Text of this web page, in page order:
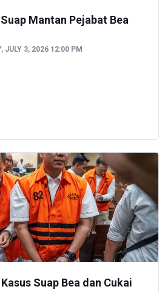
Mantan Pejabat Bea
JULY 3, 2026 12:00 PM
Suap Bea dan Cukai